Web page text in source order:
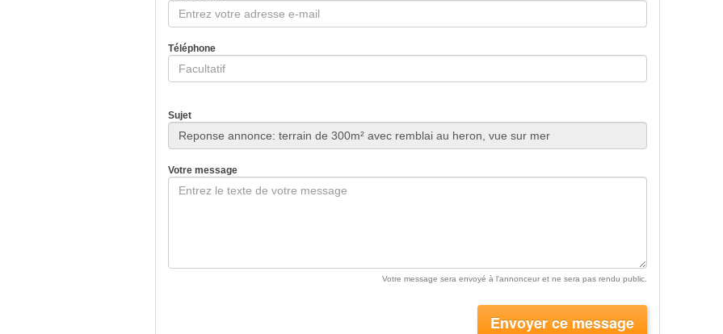
Téléphone
Sujet
Votre message
Votre message sera envoyé à l'annonceur et ne sera pas rendu public.
Envoyer ce message